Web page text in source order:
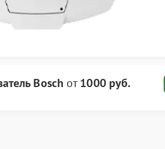
Bosch от1000 руб.